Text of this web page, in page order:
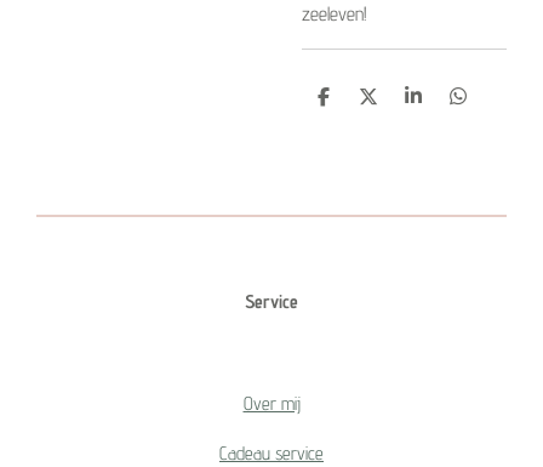
zeeleven!
D
D
S
D
Service
Over mij
Cadeau service